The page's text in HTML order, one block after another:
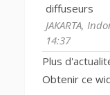
diffuseurs
JAKARTA,
14:37
Plus
Obtenir ce